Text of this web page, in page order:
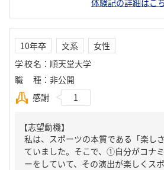
体験記の詳細はこ
10年卒 文系
女性
学校名 ： 順天堂大学
職種 ： 非公開
感謝
1
【志望動機】
私は、スポーツの本質である「楽し
ていました。そこで、①自分がコナ
ーをしていて、その演出が楽しくス